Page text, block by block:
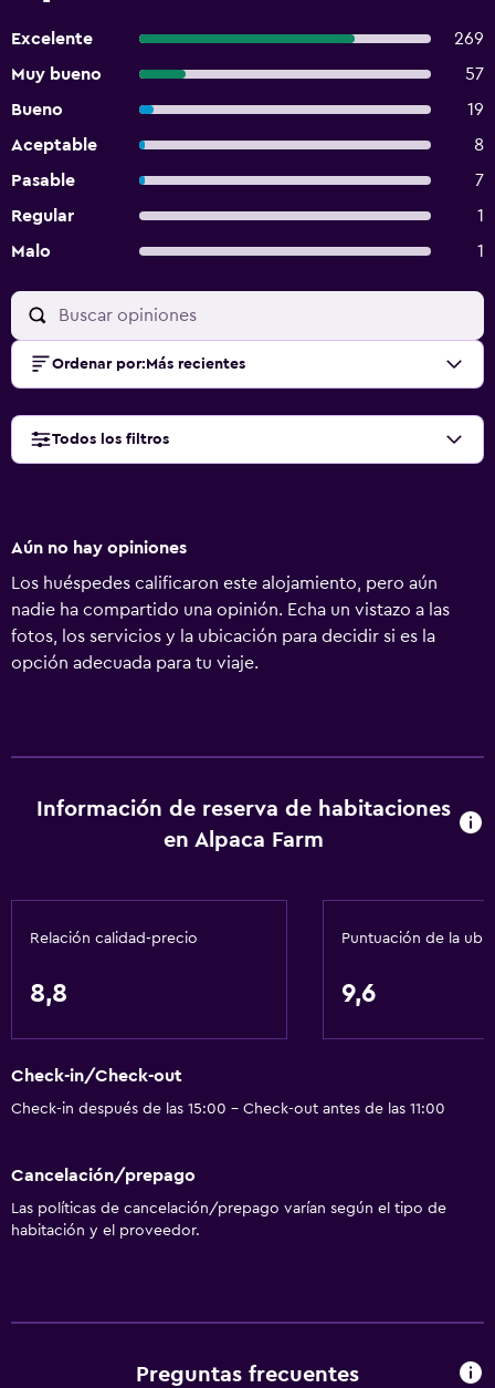
Excelente
269
Muy bueno
57
Bueno
19
Aceptable
8
Pasable
7
Regular
1
Malo
1
Ordenar por: Más recientes
Todos los filtros
Aún no hay opiniones
Los huéspedes calificaron este alojamiento, pero aún
nadie ha compartido una opinión. Echa un vistazo a las
fotos, los servicios y la ubicación para decidir si es la
opción adecuada para tu viaje.
Información de reserva de habitaciones
en Alpaca Farm
Relación calidad-precio
8,8
Puntuación de la
9,6
Check-in/Check-out
Check-in después de las 15:00 - Check-out antes de las 11:00
Cancelación/prepago
Las políticas de cancelación/prepago varían según el tipo de
habitación y el proveedor.
Preguntas frecuentes